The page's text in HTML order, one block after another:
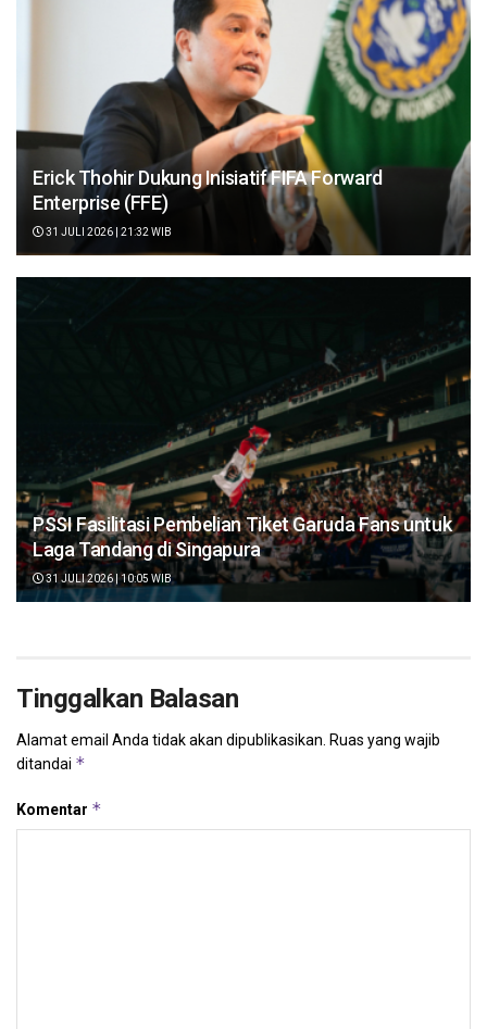
Erick Thohir Dukung Inisiatif FIFA Forward
Enterprise (FFE)
31 JULI 2026 | 21:32 WIB
PSSI Fasilitasi Pembelian Tiket Garuda Fans untuk
Laga Tandang di Singapura
31 JULI 2026 | 10:05 WIB
Tinggalkan Balasan
Alamat email Anda tidak akan dipublikasikan. Ruas yang wajib
ditandai *
Komentar *